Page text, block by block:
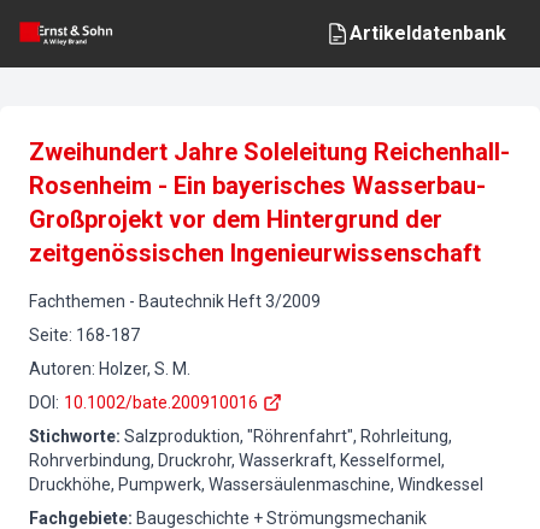
Artikeldatenbank
Zweihundert Jahre Soleleitung Reichenhall-
Rosenheim - Ein bayerisches Wasserbau-
Großprojekt vor dem Hintergrund der
zeitgenössischen Ingenieurwissenschaft
Fachthemen - Bautechnik Heft3/2009
Seite: 168-187
Autoren: Holzer, S. M.
DOI : 10.1002/bate.200910016
Stichworte: Salzproduktion, "Röhrenfahrt", Rohrleitung,
Rohrverbindung, Druckrohr, Wasserkraft, Kesselformel,
Druckhöhe, Pumpwerk, Wassersäulenmaschine, Windkessel
Fachgebiete: Baugeschichte + Strömungsmechanik